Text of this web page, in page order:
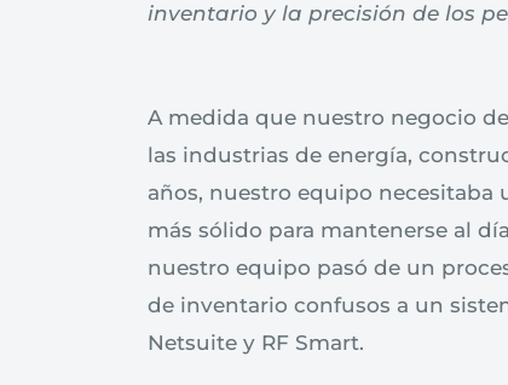
inventario y la precisión de los
A medida que nuestro negocio
las industrias de energía,
años, nuestro equipo necesitaba
más sólido para mantenerse al
nuestro equipo pasó de un
de inventario confusos a un
Netsuite y RF Smart.